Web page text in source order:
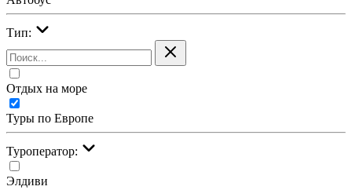
Тип:
Отдых на море
Туры по Европе
Туроператор:
Элдиви